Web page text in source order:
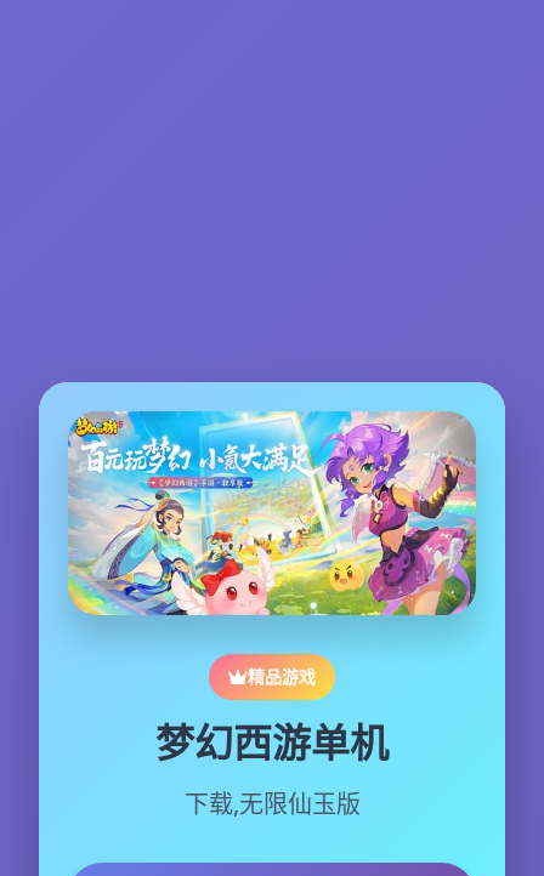
精品游戏
梦幻西游单机
下载,无限仙玉版